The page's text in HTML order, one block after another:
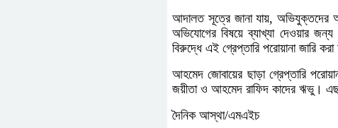
আদালত সূত্রে জানা যায়, অভিযুক্তদের
অভিযোগের বিষয়ে ব্যাখ্যা দেওয়ার
বিরুদ্ধে এই গ্রেপ্তারি পরোয়ানা জারি
আহমেদ জোবায়ের ছাড়া গ্রেপ্তারি
জয়ীতা ও আহমেদ রাফিদ কাদের ঋভু।
দৈনিক আস্থা/এমএইচ